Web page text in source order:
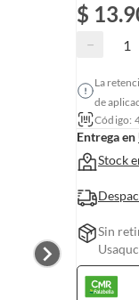
$
−
La
de
Código:
Entrega en
Stock
Sin